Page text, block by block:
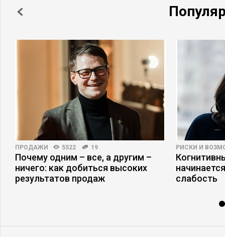
ПРОДАЖИ 5522 19
Почему одним – все, а другим –
ничего: как добиться высоких
результатов продаж
РИСКИ И
слабость